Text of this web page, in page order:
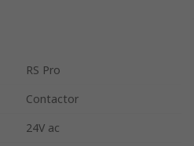
RS Pro
Contactor
24V ac